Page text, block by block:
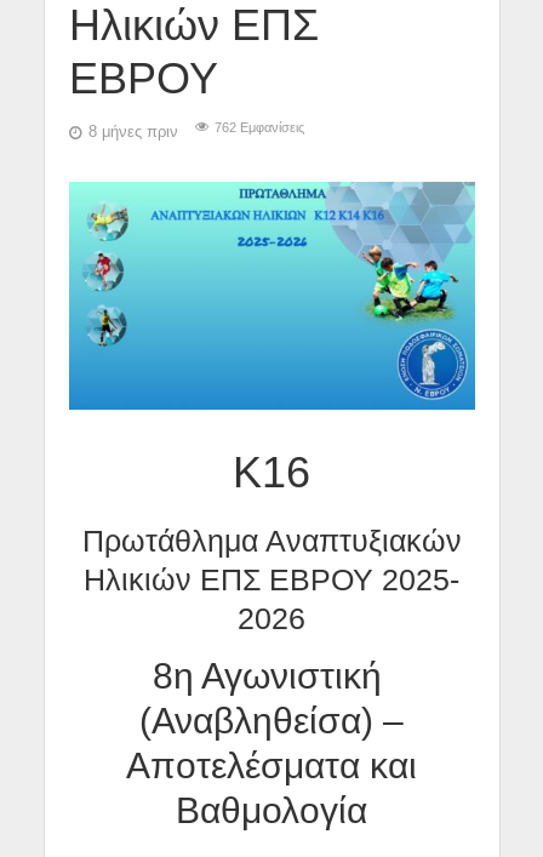
Ηλικιών ΕΠΣ
ΕΒΡΟΥ
8 μήνες πριν 762 Εμφανίσεις
Κ16
Πρωτάθλημα Αναπτυξιακών
Ηλικιών ΕΠΣ ΕΒΡΟΥ 2025-
2026
8η Αγωνιστική
(Αναβληθείσα) –
Αποτελέσματα και
Βαθμολογία